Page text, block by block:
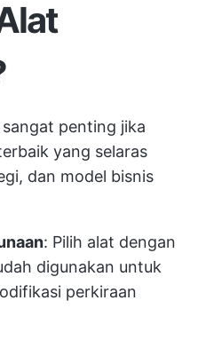
penting jika
yang selaras
dan model bisnis
: Pilih alat dengan
digunakan untuk
perkiraan